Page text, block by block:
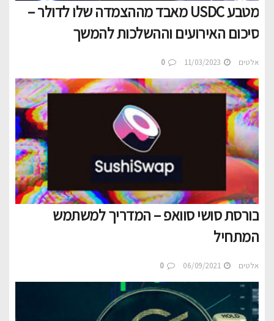
מטבע USDC מאבד מההצמדה שלו לדולר –
סיכום האירועים וההשלכות להמשך
אלטים
בורסת סושי סוואפ – המדריך למשתמש
המתחיל
אלטים